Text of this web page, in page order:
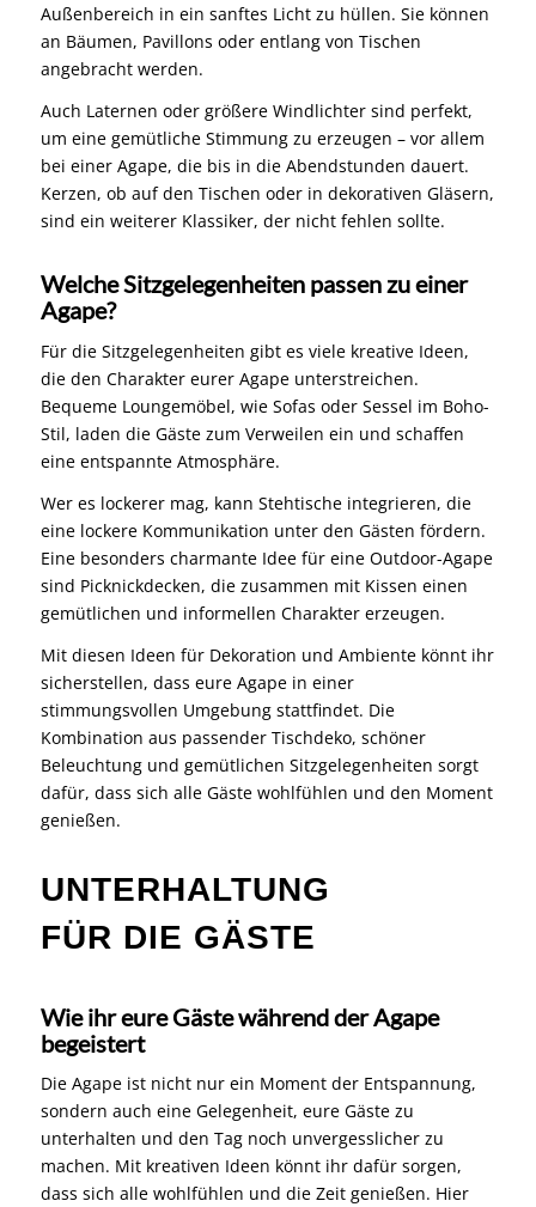
Außenbereich in ein sanftes Licht zu hüllen. Sie können
an Bäumen, Pavillons oder entlang von Tischen
angebracht werden.
Auch Laternen oder größere Windlichter sind perfekt,
um eine gemütliche Stimmung zu erzeugen – vor allem
bei einer Agape, die bis in die Abendstunden dauert.
Kerzen, ob auf den Tischen oder in dekorativen Gläsern,
sind ein weiterer Klassiker, der nicht fehlen sollte.
Welche Sitzgelegenheiten passen zu einer
Agape?
Für die Sitzgelegenheiten gibt es viele kreative Ideen,
die den Charakter eurer Agape unterstreichen.
Bequeme Loungemöbel, wie Sofas oder Sessel im Boho-
Stil, laden die Gäste zum Verweilen ein und schaffen
eine entspannte Atmosphäre.
Wer es lockerer mag, kann Stehtische integrieren, die
eine lockere Kommunikation unter den Gästen fördern.
Eine besonders charmante Idee für eine Outdoor-Agape
sind Picknickdecken, die zusammen mit Kissen einen
gemütlichen und informellen Charakter erzeugen.
Mit diesen Ideen für Dekoration und Ambiente könnt ihr
sicherstellen, dass eure Agape in einer
stimmungsvollen Umgebung stattfindet. Die
Kombination aus passender Tischdeko, schöner
Beleuchtung und gemütlichen Sitzgelegenheiten sorgt
dafür, dass sich alle Gäste wohlfühlen und den Moment
genießen.
UNTERHALTUNG
FÜR DIE GÄSTE
Wie ihr eure Gäste während der Agape
begeistert
Die Agape ist nicht nur ein Moment der Entspannung,
sondern auch eine Gelegenheit, eure Gäste zu
unterhalten und den Tag noch unvergesslicher zu
machen. Mit kreativen Ideen könnt ihr dafür sorgen,
dass sich alle wohlfühlen und die Zeit genießen. Hier